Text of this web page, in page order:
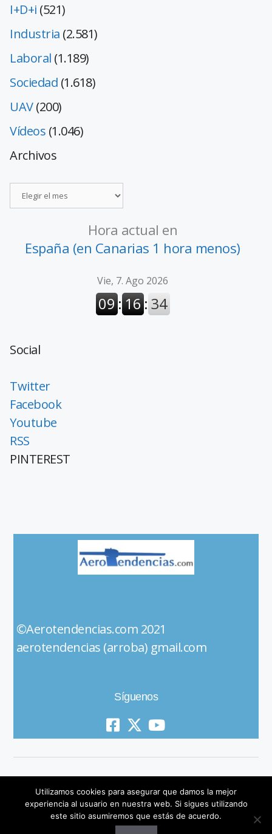
I+D+i (521)
Industria (2.581)
Laboral (1.189)
Sociedad (1.618)
UAV(200)
Vídeos (1.046)
Archivos
Hora actual en
España (en Canarias 1 hora menos)
Social
Twitter
Facebook
Youtube
RSS
PINTEREST
©Aerotendencias.com 2021
aerotendencias (arroba) gmail.com
Síguenos
© 2019 All Rights Reserved
Utilizamos cookies para asegurar que damos la mejor
experiencia al usuario en nuestra web. Si sigues utilizando
este sitio asumiremos que estás de acuerdo.